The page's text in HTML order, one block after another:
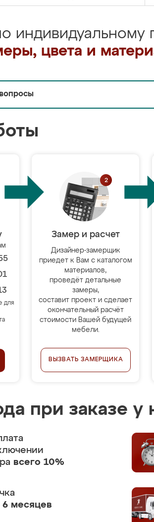
индивидуальному
цвета и
для
Замер и расчет
Дизайнер-замерщик
приедет к Вам с каталогом
материалов,
проведёт детальные
замеры,
составит проект и сделает
окончательный расчёт
стоимости Вашей будущей
мебели.
ВЫЗВАТЬ ЗАМЕРЩИКА
при заказе у
всего 10%
6 месяцев